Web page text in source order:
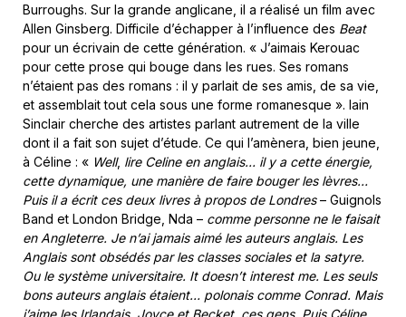
Burroughs. Sur la grande anglicane, il a réalisé un film avec
Allen Ginsberg. Difficile d’échapper à l’influence des Beat
pour un écrivain de cette génération. « J’aimais Kerouac
pour cette prose qui bouge dans les rues. Ses romans
n’étaient pas des romans : il y parlait de ses amis, de sa vie,
et assemblait tout cela sous une forme romanesque ». Iain
Sinclair cherche des artistes parlant autrement de la ville
dont il a fait son sujet d’étude. Ce qui l’amènera, bien jeune,
à Céline : « Well, lire Celine en anglais… il y a cette énergie,
cette dynamique, une manière de faire bouger les lèvres…
Puis il a écrit ces deux livres à propos de Londres– Guignols
Band et London Bridge, Nda – comme personne ne le faisait
en Angleterre. Je n’ai jamais aimé les auteurs anglais. Les
Anglais sont obsédés par les classes sociales et la satyre.
Ou le système universitaire. It doesn’t interest me. Les seuls
bons auteurs anglais étaient… polonais comme Conrad. Mais
j’aime les Irlandais, Joyce et Becket, ces gens. Puis Céline